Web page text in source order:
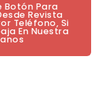
Botón Para
Revista
Teléfono, Si
En Nuestra